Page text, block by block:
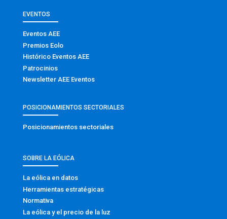
EVENTOS
Eventos AEE
Premios Eolo
Histórico Eventos AEE
Patrocinios
Newsletter AEE Eventos
POSICIONAMIENTOS SECTORIALES
Posicionamientos sectoriales
SOBRE LA EÓLICA
La eólica en datos
Herramientas estratégicas
Normativa
La eólica y el precio de la luz